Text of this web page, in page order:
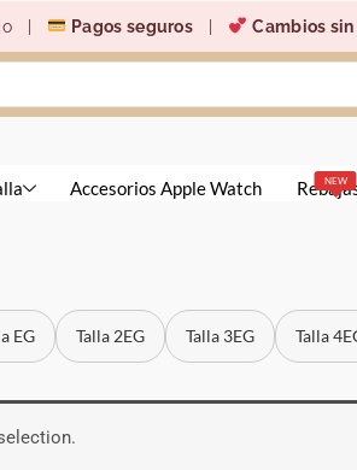
| Pagos seguros Cambios
Accesorios Apple Watch NEW
EG Talla 2EG Talla 3EG Talla